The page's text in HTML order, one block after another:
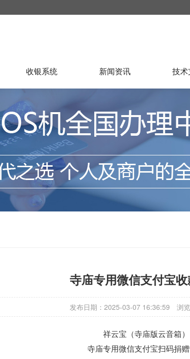
收银系统 新闻资讯 技
寺庙专用微信支付宝
发布日期：2025-03-07 16:36:59 浏
祥云宝（寺庙版云音箱）
寺庙专用微信支付宝扫码捐